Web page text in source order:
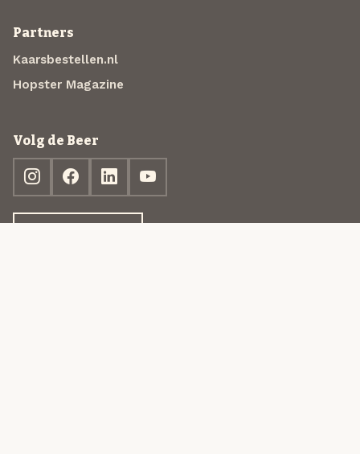
Partners
Kaarsbestellen.nl
Hopster Magazine
Volg de Beer